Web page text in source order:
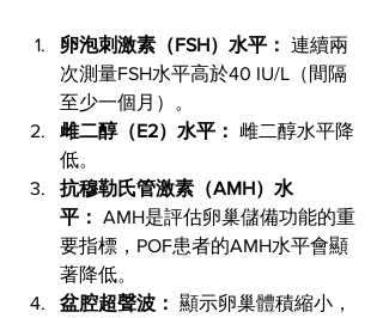
卵泡刺激素（FSH）水平： 連續兩
次測量FSH水平高於40 IU/L（間隔
至少一個月）。
雌二醇（E2）水平： 雌二醇水平降
低。
抗穆勒氏管激素（AMH）水
平： AMH是評估卵巢儲備功能的重
要指標，POF患者的AMH水平會顯
著降低。
盆腔超聲波： 顯示卵巢體積縮小，